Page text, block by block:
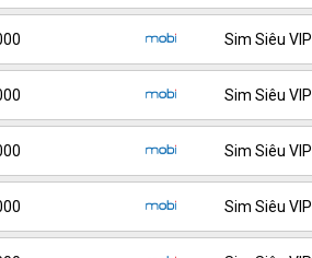
Sim Siêu VIP
Sim Siêu VIP
Sim Siêu VIP
Sim Siêu VIP